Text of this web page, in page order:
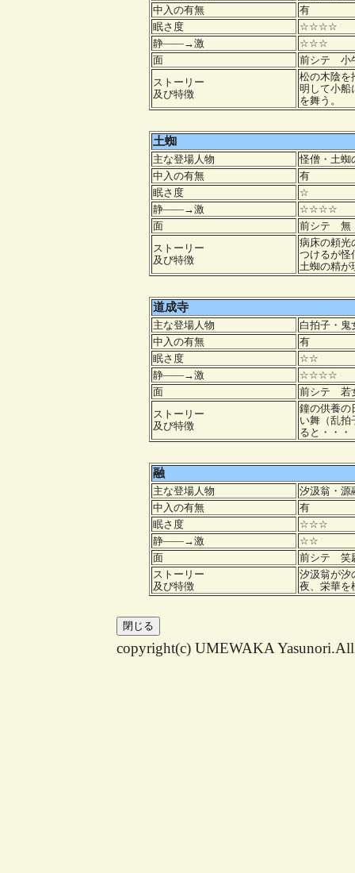
中入の有無
有
眠さ度
☆☆☆☆
静――→激
☆☆☆
面
前シテ
ストーリー
及び特徴
松の木陰を
明して小船
を舞う。
土蜘
主な登場人物
怪僧・土蜘
中入の有無
有
眠さ度
☆
静――→激
☆☆☆☆
面
前シテ
ストーリー
及び特徴
病床の頼光
つけるが怪
土蜘の精が
道成寺
主な登場人物
白拍子・鬼
中入の有無
有
眠さ度
☆☆
静――→激
☆☆☆☆
面
前シテ
ストーリー
及び特徴
鐘の供養の
い舞（乱拍
ると・・・
融
主な登場人物
汐汲翁・源
中入の有無
有
眠さ度
☆☆☆
静――→激
☆☆
面
前シテ
ストーリー
及び特徴
汐汲翁が汐
夜、栄華を
copyright(c) UMEWAKA Yasunori.All